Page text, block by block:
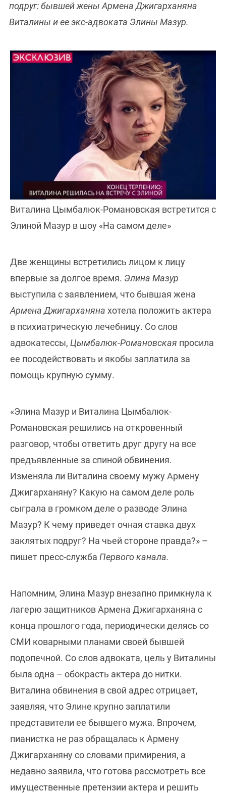
подруг: бывшей жены Армена Джигарханяна
Виталины и ее экс-адвоката Элины Мазур.
Виталина Цымбалюк-Романовская встретится с
Элиной Мазур в шоу «На самом деле»
Две женщины встретились лицом к лицу
впервые за долгое время. Элина Мазур
выступила с заявлением, что бывшая жена
Армена Джигарханяна хотела положить актера
в психиатрическую лечебницу. Со слов
адвокатессы, Цымбалюк-Романовская просила
ее посодействовать и якобы заплатила за
помощь крупную сумму.
«Элина Мазур и Виталина Цымбалюк-
Романовская решились на откровенный
разговор, чтобы ответить друг другу на все
предъявленные за спиной обвинения.
Изменяла ли Виталина своему мужу Армену
Джигарханяну? Какую на самом деле роль
сыграла в громком деле о разводе Элина
Мазур? К чему приведет очная ставка двух
заклятых подруг? На чьей стороне правда?» –
пишет пресс-служба Первого канала.
Напомним, Элина Мазур внезапно примкнула к
лагерю защитников Армена Джигарханяна с
конца прошлого года, периодически делясь со
СМИ коварными планами своей бывшей
подопечной. Со слов адвоката, цель у Виталины
была одна – обокрасть актера до нитки.
Виталина обвинения в свой адрес отрицает,
заявляя, что Элине крупно заплатили
представители ее бывшего мужа. Впрочем,
пианистка не раз обращалась к Армену
Джигарханяну со словами примирения, а
недавно заявила, что готова рассмотреть все
имущественные претензии актера и решить